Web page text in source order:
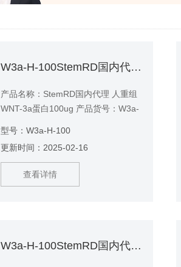
W3a-H-100StemRD国内代理 人重组WNT-3a蛋白100ug
产品名称：StemRD国内代理 人重组
WNT-3a蛋白100ug 产品货号：W3a-
型号：W3a-H-100
更新时间：2025-02-16
查看详情
W3a-H-100StemRD国内代理商 人重组WNT-3a蛋白100ug